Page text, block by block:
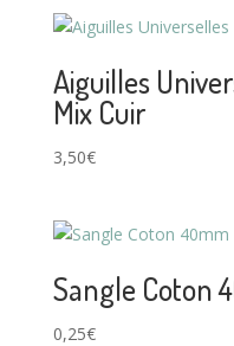
Aiguilles
Mix Cuir
3,50€
Sangle Coton
0,25€